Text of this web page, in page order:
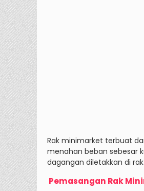
Rak minimarket terbuat
menahan beban sebesar
dagangan diletakkan di
Pemasangan Rak